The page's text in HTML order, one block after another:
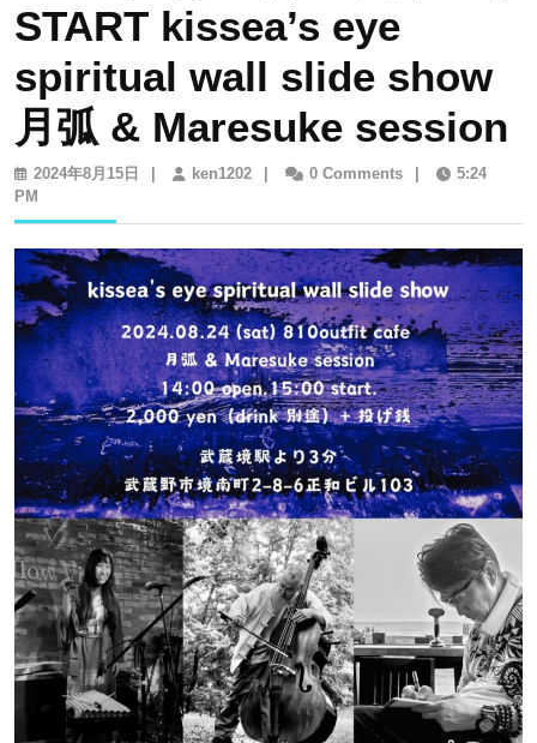
START kissea’s eye
spiritual wall slide show
月弧 & Maresuke session
2024年8月15日
2024
15
日
ken1202ken12020 Comments
5:24
PM